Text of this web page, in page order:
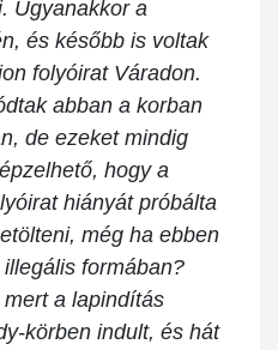
Ugyanakkor a
és később is voltak
folyóirat Váradon.
abban a korban
de ezeket mindig
hogy a
hiányát próbálta
még ha ebben
formában?
a lapindítás
körben indult, és hát